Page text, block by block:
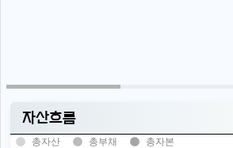
자산흐름
총자산 총부채 총자본